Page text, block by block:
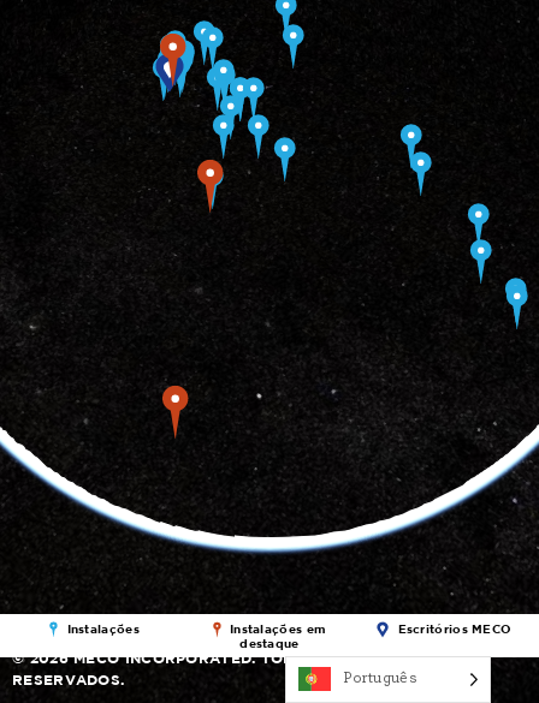
© 2026 MECO INCORPORATED. TODOS OS DIREITOS
RESERVADOS.
Instalações
Instalações em
destaque
Escritórios MECO
Português